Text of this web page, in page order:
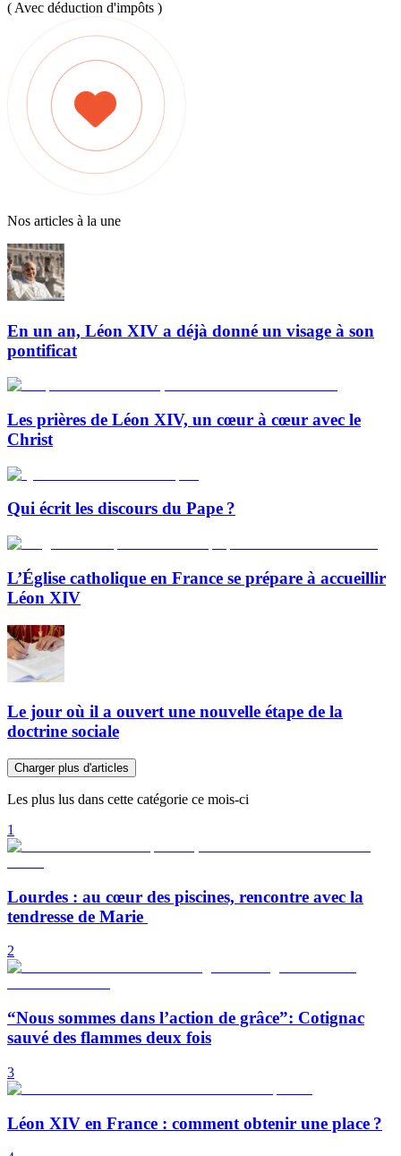
( Avec déduction d'impôts )
Nos articles à la une
En un an, Léon XIV a déjà donné un visage à son
pontificat
Les prières de Léon XIV, un cœur à cœur avec le
Christ
Qui écrit les discours du Pape ?
L’Église catholique en France se prépare à accueillir
Léon XIV
Le jour où il a ouvert une nouvelle étape de la
doctrine sociale
Charger plus d'articles
Les plus lus dans cette catégorie ce mois-ci
1
Lourdes : au cœur des piscines, rencontre avec la
tendresse de Marie
2
“Nous sommes dans l’action de grâce”: Cotignac
sauvé des flammes deux fois
3
Léon XIV en France : comment obtenir une place ?